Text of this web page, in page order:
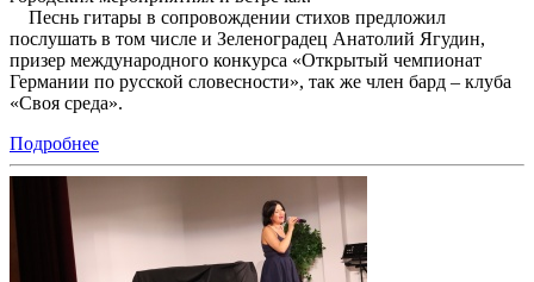
Песнь гитары в сопровождении стихов предложил
послушать в том числе и Зеленоградец Анатолий Ягудин,
призер международного конкурса «Открытый чемпионат
Германии по русской словесности», так же член бард – клуба
«Своя среда».
Подробнее